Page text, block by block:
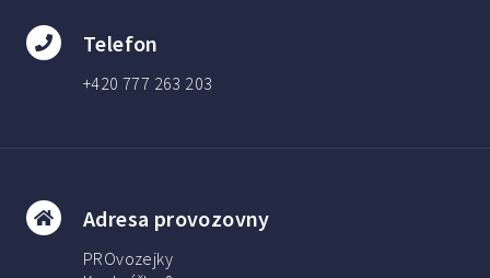
Telefon
+420 777 263 203
Adresa provozovny
PROvozejky